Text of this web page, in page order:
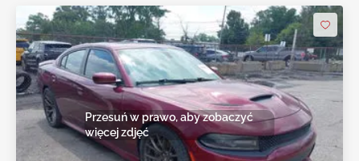
Przesuń w prawo, aby zobaczyć
więcej zdjęć